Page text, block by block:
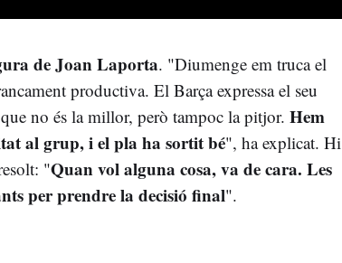
de Joan Laporta. "Diumenge em truca el
productiva. El Barça expressa el seu
no és la millor, però tampoc la pitjor. Hem
al grup, i el pla ha sortit bé", ha explicat. Hi
"Quan vol alguna cosa, va de cara. Les
per prendre la decisió final".